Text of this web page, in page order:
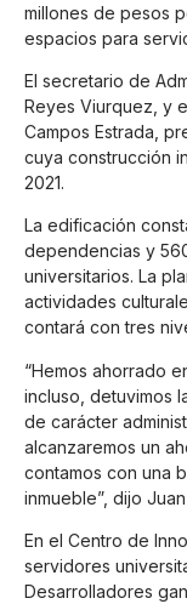
millones de pesos
espacios para
El secretario de
Reyes Viurquez, y
Campos Estrada,
cuya construcción
2021.
La edificación
dependencias y
universitarios. La
actividades
contará con tres
“Hemos ahorrado
incluso, detuvimos
de carácter
alcanzaremos un
contamos con una
inmueble”, dijo
En el Centro de
servidores
Desarrolladores